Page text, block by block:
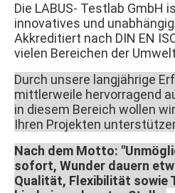
Die LABUS- Testlab GmbH
innovatives und
Akkreditiert nach DIN EN
vielen Bereichen der
Durch unsere langjährige
mittlerweile hervorragend
in diesem Bereich wollen
Ihren Projekten
Nach dem Motto:
sofort, Wunder dauern
Qualität, Flexibilität sowie